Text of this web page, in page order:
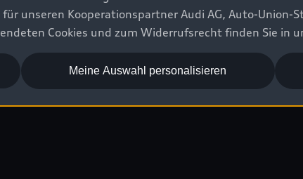
unseren Kooperationspartner Audi AG, Auto-Union-
Cookies und zum Widerrufsrecht finden Sie in
Meine Auswahl personalisieren